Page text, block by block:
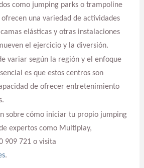
como jumping parks o trampoline
ofrecen una variedad de actividades
elásticas y otras instalaciones
el ejercicio y la diversión.
variar según la región y el enfoque
es que estos centros son
de ofrecer entretenimiento
sobre cómo iniciar tu propio jumping
expertos como Multiplay,
909 721 o visita
.